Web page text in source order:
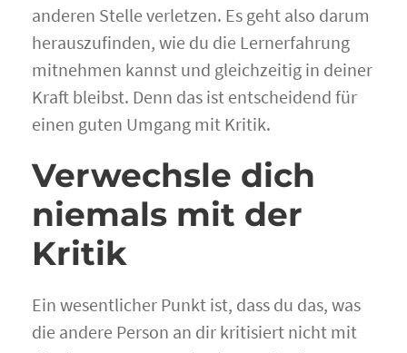
anderen Stelle verletzen. Es geht also darum
herauszufinden, wie du die Lernerfahrung
mitnehmen kannst und gleichzeitig in deiner
Kraft bleibst. Denn das ist entscheidend für
einen guten Umgang mit Kritik.
Verwechsle dich
niemals mit der
Kritik
Ein wesentlicher Punkt ist, dass du das, was
die andere Person an dir kritisiert nicht mit